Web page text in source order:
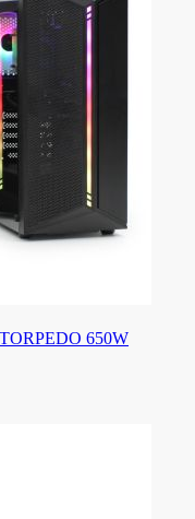
650W